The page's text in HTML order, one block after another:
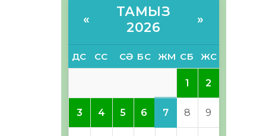
«
ТАМЫЗ
2026
»
ДС СС СӘ БС ЖМ СБ ЖС
1 2
3 4 5 6 7 8 9